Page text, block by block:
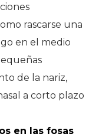
rascarse una
en el medio
de la nariz,
a corto plazo
en las fosas